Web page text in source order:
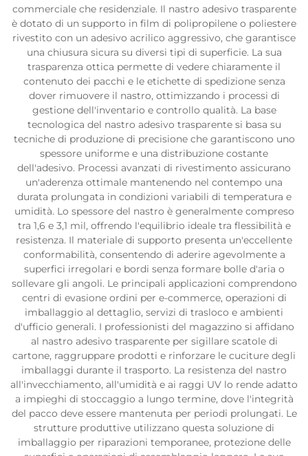
commerciale che residenziale. Il nastro adesivo trasparente
è dotato di un supporto in film di polipropilene o poliestere
rivestito con un adesivo acrilico aggressivo, che garantisce
una chiusura sicura su diversi tipi di superficie. La sua
trasparenza ottica permette di vedere chiaramente il
contenuto dei pacchi e le etichette di spedizione senza
dover rimuovere il nastro, ottimizzando i processi di
gestione dell'inventario e controllo qualità. La base
tecnologica del nastro adesivo trasparente si basa su
tecniche di produzione di precisione che garantiscono uno
spessore uniforme e una distribuzione costante
dell'adesivo. Processi avanzati di rivestimento assicurano
un'aderenza ottimale mantenendo nel contempo una
durata prolungata in condizioni variabili di temperatura e
umidità. Lo spessore del nastro è generalmente compreso
tra 1,6 e 3,1 mil, offrendo l'equilibrio ideale tra flessibilità e
resistenza. Il materiale di supporto presenta un'eccellente
conformabilità, consentendo di aderire agevolmente a
superfici irregolari e bordi senza formare bolle d'aria o
sollevare gli angoli. Le principali applicazioni comprendono
centri di evasione ordini per e-commerce, operazioni di
imballaggio al dettaglio, servizi di trasloco e ambienti
d'ufficio generali. I professionisti del magazzino si affidano
al nastro adesivo trasparente per sigillare scatole di
cartone, raggruppare prodotti e rinforzare le cuciture degli
imballaggi durante il trasporto. La resistenza del nastro
all'invecchiamento, all'umidità e ai raggi UV lo rende adatto
a impieghi di stoccaggio a lungo termine, dove l'integrità
del pacco deve essere mantenuta per periodi prolungati. Le
strutture produttive utilizzano questa soluzione di
imballaggio per riparazioni temporanee, protezione delle